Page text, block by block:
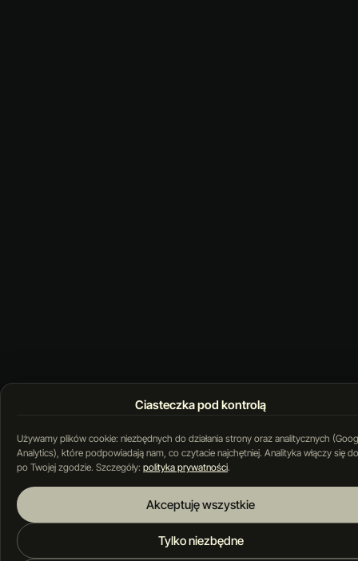
Ciasteczka pod kontrolą
Używamy plików cookie: niezbędnych do działania strony oraz analitycznych
Analytics), które podpowiadają nam, co czytacie najchętniej. Analityka włączy się
po Twojej zgodzie. Szczegóły: polityka prywatności.
Akceptuję wszystkie
Tylko niezbędne